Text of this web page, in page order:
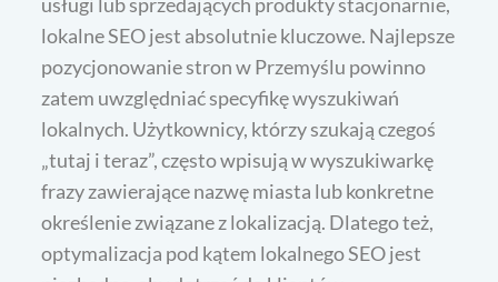
lokalne SEO jest absolutnie kluczowe. Najlepsze
pozycjonowanie stron w Przemyślu powinno
zatem uwzględniać specyfikę wyszukiwań
lokalnych. Użytkownicy, którzy szukają czegoś
„tutaj i teraz”, często wpisują w wyszukiwarkę
frazy zawierające nazwę miasta lub konkretne
określenie związane z lokalizacją. Dlatego też,
optymalizacja pod kątem lokalnego SEO jest